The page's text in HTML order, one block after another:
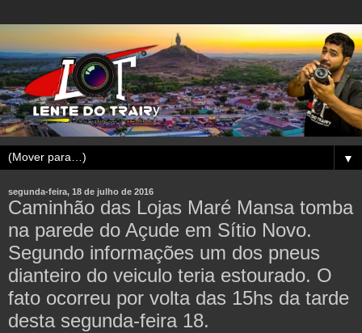
▼
segunda-feira, 18 de julho de 2016
Caminhão das Lojas Maré Mansa tomba
na parede do Açude em Sítio Novo.
Segundo informações um dos pneus
dianteiro do veiculo teria estourado. O
fato ocorreu por volta das 15hs da tarde
desta segunda-feira 18.